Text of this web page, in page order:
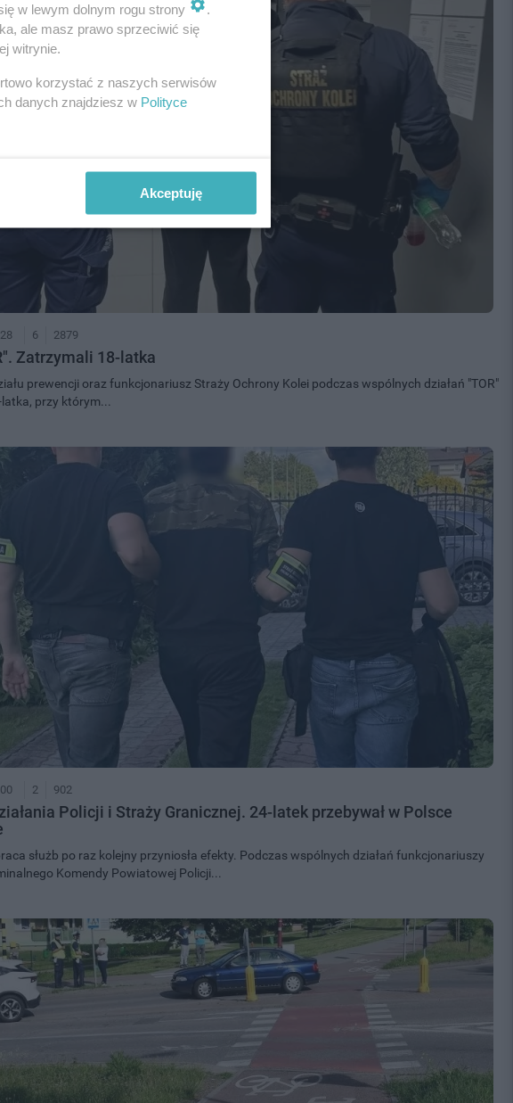
6 2879
Zatrzymali 18-latka
prewencji oraz funkcjonariusz Straży Ochrony Kolei podczas wspólnych działań "TOR"
przy którym...
2 902
Policji i Straży Granicznej. 24-latek przebywał w Polsce
służb po raz kolejny przyniosła efekty. Podczas wspólnych działań funkcjonariuszy
Komendy Powiatowej Policji...
w lewym dolnym rogu strony
.
ale masz prawo sprzeciwić się
witrynie.
korzystać z naszych serwisów
danych znajdziesz w Polityce
Akceptuję